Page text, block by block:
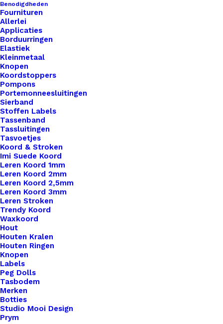
Benodigdheden
Fournituren
Allerlei
Applicaties
Borduurringen
Elastiek
Kleinmetaal
Knopen
Koordstoppers
Pompons
Portemonneesluitingen
Sierband
Stoffen Labels
Tassenband
Tassluitingen
Tasvoetjes
Koord & Stroken
Imi Suede Koord
Leren Koord 1mm
Leren Koord 2mm
Leren Koord 2,5mm
Leren Koord 3mm
Leren Stroken
Trendy Koord
Waxkoord
Hout
Houten Kralen
Houten Ringen
Knopen
Labels
Peg Dolls
Tasbodem
Merken
Botties
Studio Mooi Design
Prym
Pardo Art Klei 500 Violet
€2,95